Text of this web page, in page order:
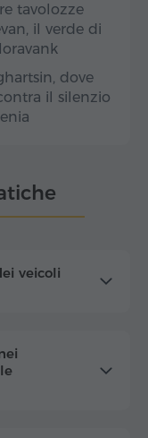
tavolozze
il verde di
dove
il silenzio
veicoli